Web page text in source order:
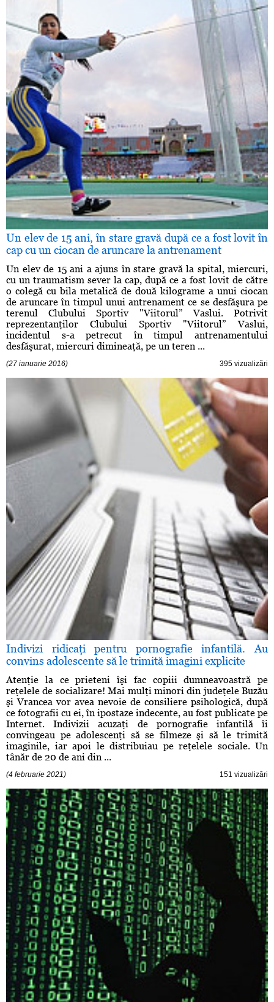
Un elev de 15 ani, în stare gravă după ce a fost lovit în
cap cu un ciocan de aruncare la antrenament
Un elev de 15 ani a ajuns în stare gravă la spital, miercuri,
cu un traumatism sever la cap, după ce a fost lovit de către
o colegă cu bila metalică de două kilograme a unui ciocan
de aruncare în timpul unui antrenament ce se desfăşura pe
terenul Clubului Sportiv "Viitorul” Vaslui. Potrivit
reprezentanţilor Clubului Sportiv "Viitorul” Vaslui,
incidentul s-a petrecut în timpul antrenamentului
desfăşurat, miercuri dimineaţă, pe un teren ...
(27 ianuarie 2016) 395 vizualizări
Indivizi ridicaţi pentru pornografie infantilă. Au
convins adolescente să le trimită imagini explicite
Atenţie la ce prieteni îşi fac copiii dumneavoastră pe
reţelele de socializare! Mai mulţi minori din judeţele Buzău
şi Vrancea vor avea nevoie de consiliere psihologică, după
ce fotografii cu ei, în ipostaze indecente, au fost publicate pe
Internet. Indivizii acuzaţi de pornografie infantilă îi
convingeau pe adolescenţi să se filmeze şi să le trimită
imaginile, iar apoi le distribuiau pe reţelele sociale. Un
tânăr de 20 de ani din ...
(4 februarie 2021) 151 vizualizări